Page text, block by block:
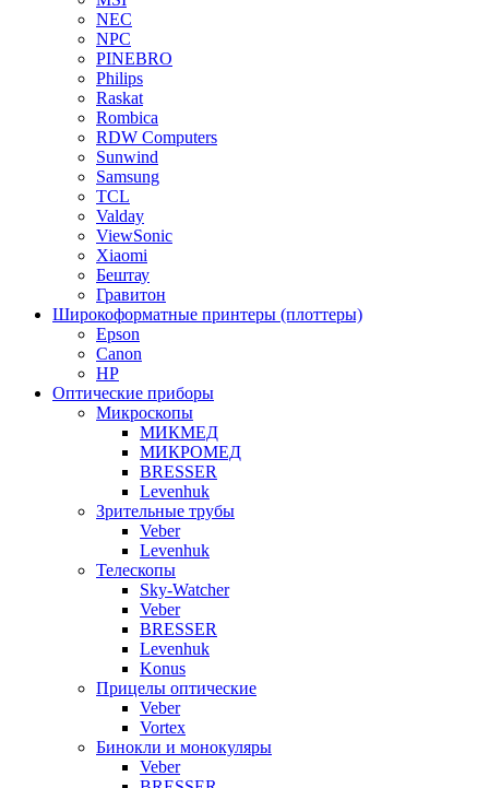
NEC
NPC
PINEBRO
Philips
Raskat
Rombica
RDW Computers
Sunwind
Samsung
TCL
Valday
ViewSonic
Xiaomi
Бештау
Гравитон
Широкоформатные принтеры (плоттеры)
Epson
Canon
HP
Оптические приборы
Микроскопы
МИКМЕД
МИКРОМЕД
BRESSER
Levenhuk
Зрительные трубы
Veber
Levenhuk
Телескопы
Sky-Watcher
Veber
BRESSER
Levenhuk
Konus
Прицелы оптические
Veber
Vortex
Бинокли и монокуляры
Veber